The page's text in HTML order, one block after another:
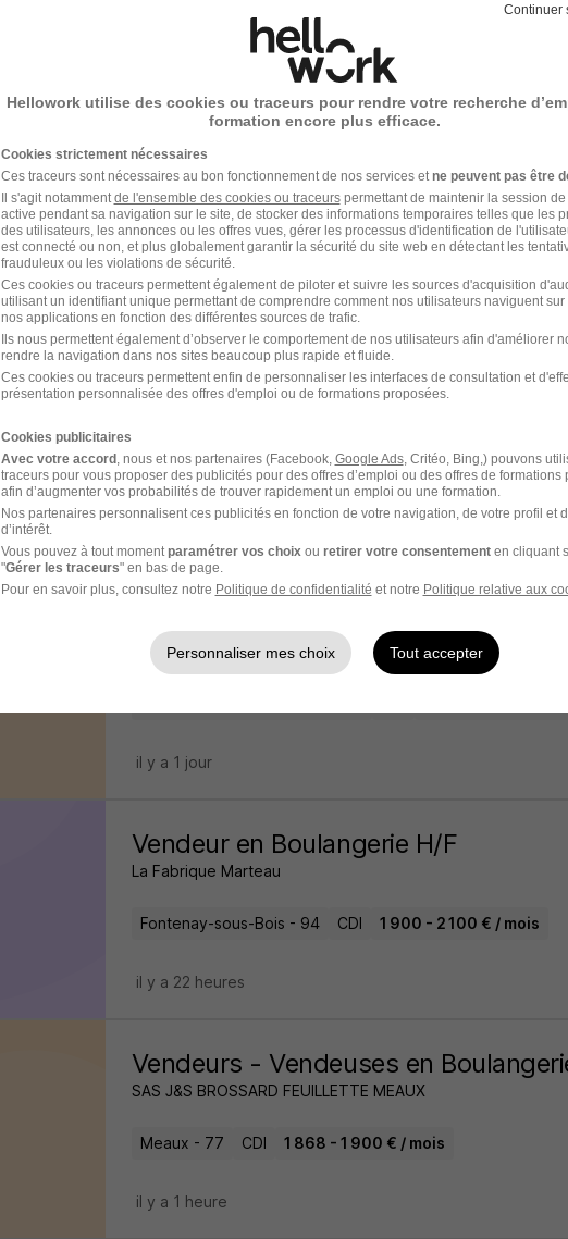
Vendeur en Boulangerie H/F
LaParisienne
Paris - 75 CDI 1 801,80 - 1 970 € / mois
il y a 2 jours
Vendeurs Préparateurs H/F
Maison Pradier
il y a 4 jours
Vendeur - Préparateur Rayons
CDI - Temps Plein H/F
Les Quais du Frais
il y a 1 jour
Vendeur en Boulangerie H/F
La Fabrique Marteau
Fontenay-sous-Bois - 94 CDI 1 900 - 2 100 € / mois
il y a 22 heures
Vendeurs - Vendeuses en
SAS J&S BROSSARD FEUILLETTE MEAUX
Meaux - 77 CDI 1 868 - 1 900 € / mois
il y a 1 heure
Continuer
Hellowork utilise des cookies ou traceurs pour rendre votre recherche
formation encore plus efficace.
Cookies strictement nécessaires
Ces traceurs sont nécessaires au bon fonctionnement de nos services et ne peuvent pas être
Il s'agit notamment de l'ensemble des cookies ou traceurspermettant de maintenir la session
active pendant sa navigation sur le site, de stocker des informations temporaires telles que les
des utilisateurs, les annonces ou les offres vues, gérer les processus d'identification de
est connecté ou non, et plus globalement garantir la sécurité du site web en détectant les
frauduleux ou les violations de sécurité.
Ces cookies ou traceurs permettent également de piloter et suivre les sources d'acquisition
utilisant un identifiant unique permettant de comprendre comment nos utilisateurs naviguent sur
nos applications en fonction des différentes sources de trafic.
Ils nous permettent également d’observer le comportement de nos utilisateurs afin d'améliorer
rendre la navigation dans nos sites beaucoup plus rapide et fluide.
Ces cookies ou traceurs permettent enfin de personnaliser les interfaces de consultation et
présentation personnalisée des offres d'emploi ou de formations proposées.
Cookies publicitaires
Avec votre accord, nous et nos partenaires (Facebook, Google Ads, Critéo, Bing,) pouvons
traceurs pour vous proposer des publicités pour des offres d’emploi ou des offres de formations
afin d’augmenter vos probabilités de trouver rapidement un emploi ou une formation.
Nos partenaires personnalisent ces publicités en fonction de votre navigation, de votre profil et
d’intérêt.
Vous pouvez à tout moment paramétrer vos choix ou retirer votre consentementen cliquant
"Gérer les traceurs" en bas de page.
Pour en savoir plus, consultez notre Politique de confidentialité et notre Politique relative aux
Personnaliser mes choix Tout accepter